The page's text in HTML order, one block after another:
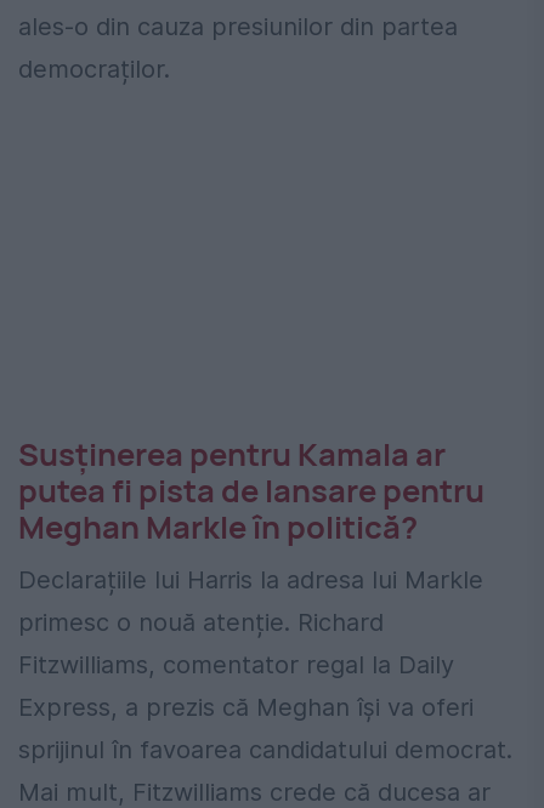
ales-o din cauza presiunilor din partea
democraților.
Susținerea pentru Kamala ar
putea fi pista de lansare pentru
Meghan Markle în politică?
Declarațiile lui Harris la adresa lui Markle
primesc o nouă atenție. Richard
Fitzwilliams, comentator regal la Daily
Express, a prezis că Meghan își va oferi
sprijinul în favoarea candidatului democrat.
Mai mult, Fitzwilliams crede că ducesa ar